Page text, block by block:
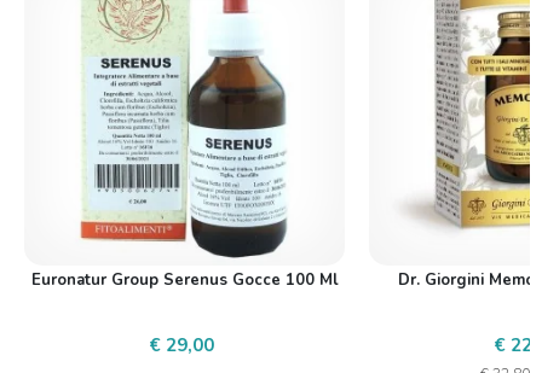
Euronatur Group Serenus Gocce 100 Ml
€ 29,00
Dr. Giorgini
€